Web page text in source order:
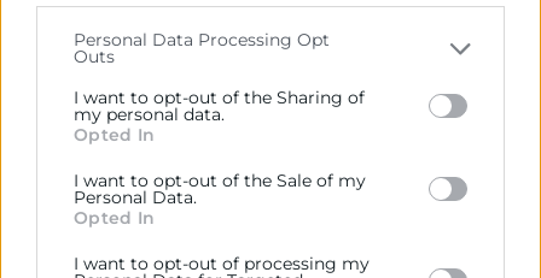
Please note that this website/app uses one or more
Google services and may gather and store information
including but not limited to your visit or usage
behaviour. You may click to grant or deny consent to
below specified purposes in below Google consent
section.
Personal Data Processing Opt
Outs
I want to opt-out of the Sharing of
my personal data.
Opted In
I want to opt-out of the Sale of my
Personal Data.
Opted In
I want to opt-out of processing my
impacta directamente en la rentabilidad y
competitividad de la empresa.
Coordinar la relación entre ventas y
El sales manager también actúa como
nexo entre distintos departamentos,
especialmente entre marketing y ventas.